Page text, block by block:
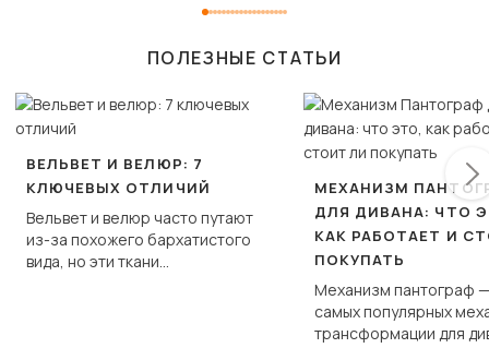
ПОЛЕЗНЫЕ СТАТЬИ
ВЕЛЬВЕТ И ВЕЛЮР: 7
КЛЮЧЕВЫХ ОТЛИЧИЙ
Вельвет и велюр часто путают
из-за похожего бархатистого
вида, но эти ткани
МЕХАНИЗМ
ДЛЯ ДИВАНА: ЧТО
КАК РАБОТАЕТ И
ПОКУПАТЬ
Механизм пантограф
самых популярных
трансформации для